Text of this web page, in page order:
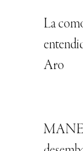
La
Aro